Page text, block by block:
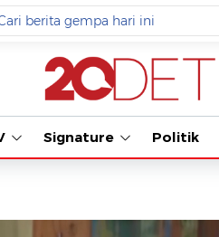
Yang sedang ramai dicari
data live draw sgp
prabowo
gempa hari ini
Signature Politik